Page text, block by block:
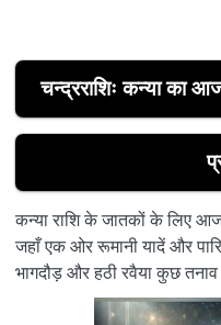
चन्द्रराशिः कन्या का
कन्या राशि के जातकों के लिए
जहाँ एक ओर रूमानी यादें और
भागदौड़ और हठी रवैया कुछ